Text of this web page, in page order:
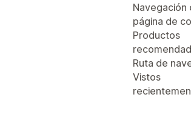
Navegación
página de
Productos
Ruta de
Vistos